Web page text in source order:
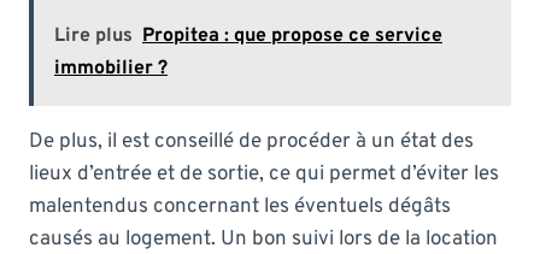
Lire plus Propitea : que propose ce service
immobilier ?
De plus, il est conseillé de procéder à un état des
lieux d’entrée et de sortie, ce qui permet d’éviter les
malentendus concernant les éventuels dégâts
causés au logement. Un bon suivi lors de la location